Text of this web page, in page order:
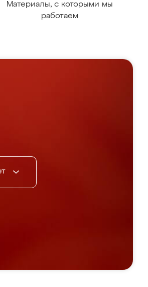
Материалы, с которыми мы
работаем